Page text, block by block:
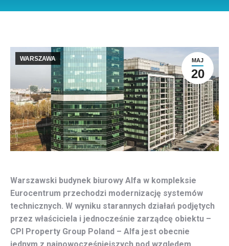
MAJ
20
WARSZAWA
Warszawski budynek biurowy Alfa w kompleksie
Eurocentrum przechodzi modernizację systemów
technicznych. W wyniku starannych działań podjętych
przez właściciela i jednocześnie zarządcę obiektu –
CPI Property Group Poland – Alfa jest obecnie